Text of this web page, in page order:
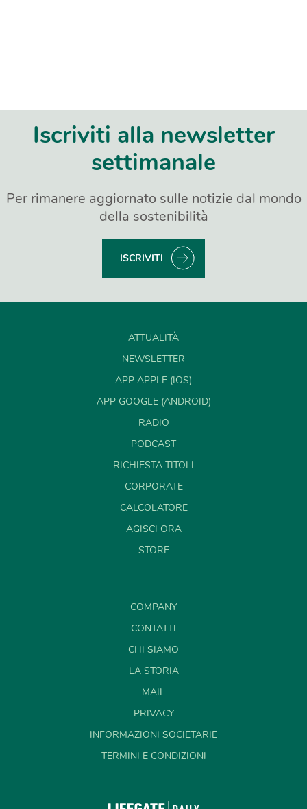
Iscriviti alla newsletter
settimanale
Per rimanere aggiornato sulle notizie dal mondo
della sostenibilità
ISCRIVITI
ATTUALITÀ
NEWSLETTER
APP APPLE (IOS)
APP GOOGLE (ANDROID)
RADIO
PODCAST
RICHIESTA TITOLI
CORPORATE
CALCOLATORE
AGISCI ORA
STORE
COMPANY
CONTATTI
CHI SIAMO
LA STORIA
MAIL
PRIVACY
INFORMAZIONI SOCIETARIE
TERMINI E CONDIZIONI